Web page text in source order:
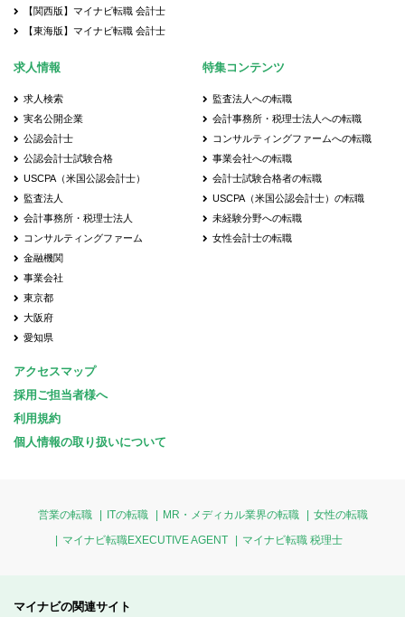
【関西版】マイナビ転職 会計士
【東海版】マイナビ転職 会計士
求人情報
求人検索
実名公開企業
公認会計士
公認会計士試験合格
USCPA（米国公認会計士）
監査法人
会計事務所・税理士法人
コンサルティングファーム
金融機関
事業会社
東京都
大阪府
愛知県
特集コンテンツ
監査法人への転職
会計事務所・税理士法人への転職
コンサルティングファームへの転職
事業会社への転職
会計士試験合格者の転職
USCPA（米国公認会計士）の転職
未経験分野への転職
女性会計士の転職
アクセスマップ
採用ご担当者様へ
利用規約
個人情報の取り扱いについて
営業の転職 ITの転職 MR・メディカル業界の転職
女性の転職
マイナビ転職EXECUTIVE AGENT
マイナビ転職 税理士
マイナビの関連サイト